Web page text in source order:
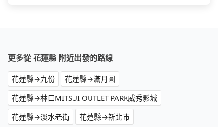
更多從 花蓮縣 附近出發的路線
花蓮縣→九份
花蓮縣→滿月圓
花蓮縣→林口MITSUI OUTLET PARK威秀影城
花蓮縣→淡水老街
花蓮縣→新北市